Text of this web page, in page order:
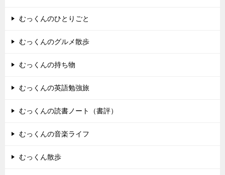
むっくんのひとりごと
むっくんのグルメ散歩
むっくんの持ち物
むっくんの英語勉強旅
むっくんの読書ノート（書評）
むっくんの音楽ライフ
むっくん散歩